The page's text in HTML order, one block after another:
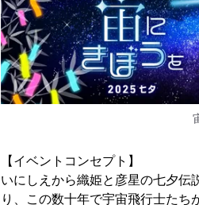
【イベントコンセプト】
いにしえから織姫と彦星の七夕伝
り、この数十年で宇宙飛行士たち